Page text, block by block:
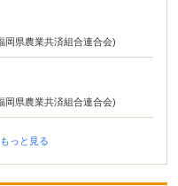
岡県農業共済組合連合会)
岡県農業共済組合連合会)
もっと見る